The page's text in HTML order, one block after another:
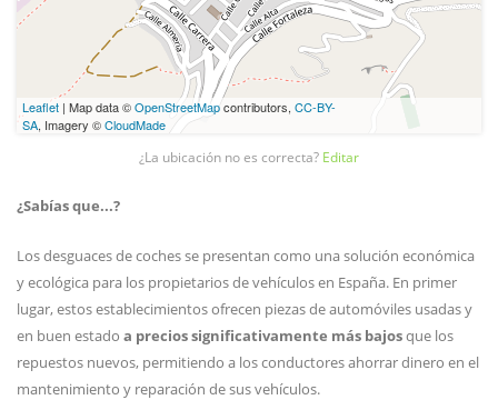
Leaflet | Map data ©OpenStreetMapcontributors, CC-BY-
SA, Imagery ©CloudMade
¿La ubicación no es correcta? Editar
¿Sabías que...?
Los desguaces de coches se presentan como una solución económica
y ecológica para los propietarios de vehículos en España. En primer
lugar, estos establecimientos ofrecen piezas de automóviles usadas y
en buen estado a precios significativamente más bajosque los
repuestos nuevos, permitiendo a los conductores ahorrar dinero en el
mantenimiento y reparación de sus vehículos.